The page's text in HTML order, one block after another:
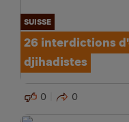
SUISSE
26 interdictions
djihadistes
0 0